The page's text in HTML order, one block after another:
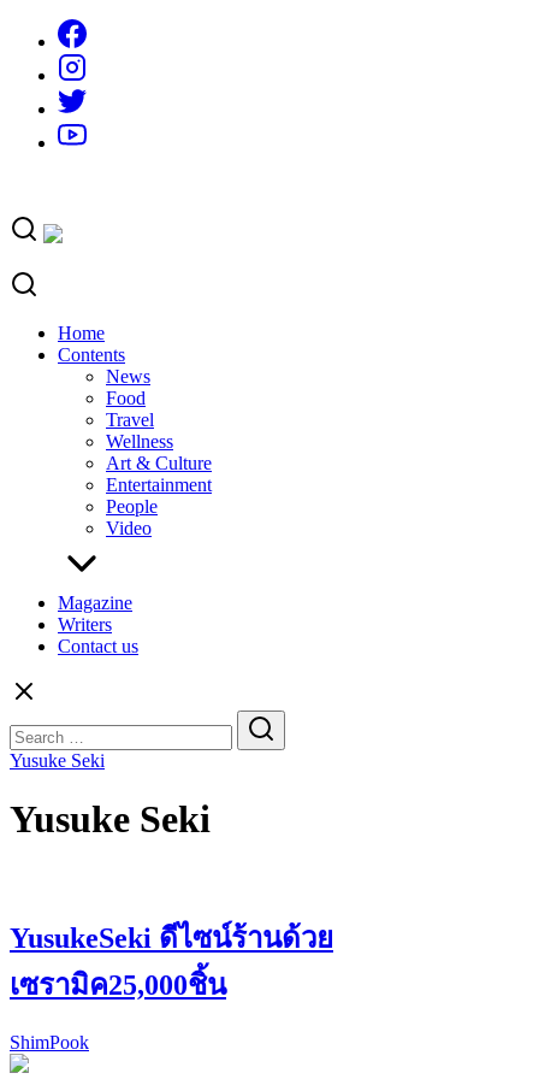
content
Home
Contents
News
Food
Travel
Wellness
Art & Culture
Entertainment
People
Video
Magazine
Writers
Contact us
for:
Yusuke Seki
Yusuke Seki
YusukeSeki ดีไซน์ร้านด้วย
เซรามิค25,000ชิ้น
ShimPook